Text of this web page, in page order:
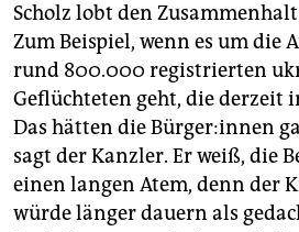
Scholz lobt den
Zum Beispiel, wenn es um die
rund 800.000 registrierten
Geflüchteten geht, die derzeit
Das hätten die Bür­ge­r:in­nen
sagt der Kanzler. Er weiß, die
einen langen Atem, denn der
würde länger dauern als